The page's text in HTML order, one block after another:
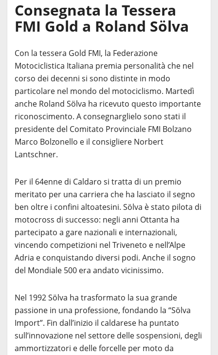
Consegnata la Tessera
FMI Gold a Roland Sölva
Con la tessera Gold FMI, la Federazione
Motociclistica Italiana premia personalità che nel
corso dei decenni si sono distinte in modo
particolare nel mondo del motociclismo. Martedì
anche Roland Sölva ha ricevuto questo importante
riconoscimento. A consegnarglielo sono stati il
presidente del Comitato Provinciale FMI Bolzano
Marco Bolzonello e il consigliere Norbert
Lantschner.
Per il 64enne di Caldaro si tratta di un premio
meritato per una carriera che ha lasciato il segno
ben oltre i confini altoatesini. Sölva è stato pilota di
motocross di successo: negli anni Ottanta ha
partecipato a gare nazionali e internazionali,
vincendo competizioni nel Triveneto e nell’Alpe
Adria e conquistando diversi podi. Anche il sogno
del Mondiale 500 era andato vicinissimo.
Nel 1992 Sölva ha trasformato la sua grande
passione in una professione, fondando la “Sölva
Import”. Fin dall’inizio il caldarese ha puntato
sull’innovazione nel settore delle sospensioni, degli
ammortizzatori e delle forcelle per moto da